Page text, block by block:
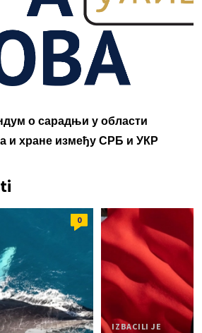
о сарадњи у области
и хране између СРБ и УКР
0
IZBACILI JE